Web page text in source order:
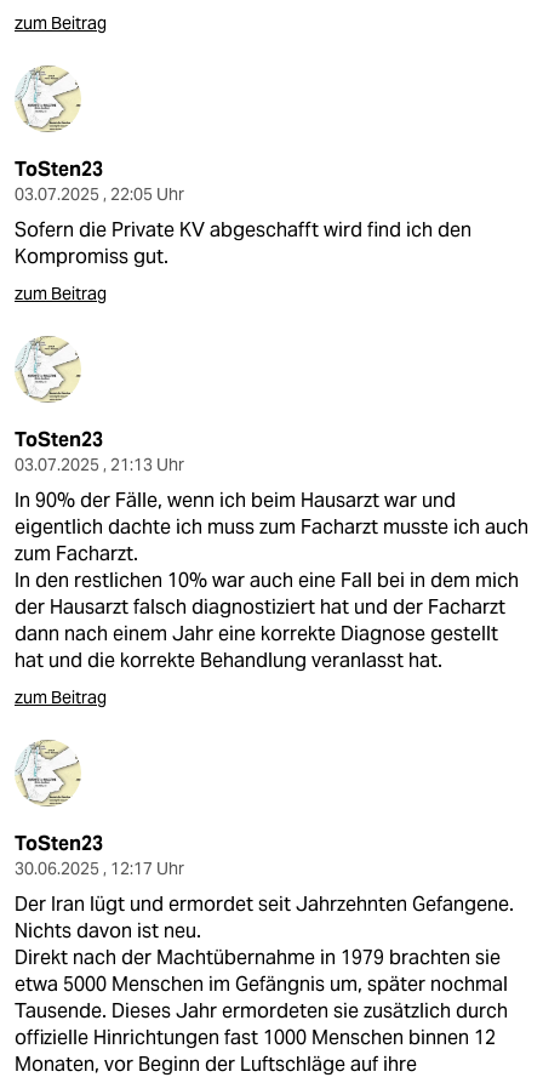
zum Beitrag
ToSten23
03.07.2025 , 22:05 Uhr
Sofern die Private KV abgeschafft wird find ich den
Kompromiss gut.
zum Beitrag
ToSten23
03.07.2025 , 21:13 Uhr
In 90% der Fälle, wenn ich beim Hausarzt war und
eigentlich dachte ich muss zum Facharzt musste ich auch
zum Facharzt.
In den restlichen 10% war auch eine Fall bei in dem mich
der Hausarzt falsch diagnostiziert hat und der Facharzt
dann nach einem Jahr eine korrekte Diagnose gestellt
hat und die korrekte Behandlung veranlasst hat.
zum Beitrag
ToSten23
30.06.2025 , 12:17 Uhr
Der Iran lügt und ermordet seit Jahrzehnten Gefangene.
Nichts davon ist neu.
Direkt nach der Machtübernahme in 1979 brachten sie
etwa 5000 Menschen im Gefängnis um, später nochmal
Tausende. Dieses Jahr ermordeten sie zusätzlich durch
offizielle Hinrichtungen fast 1000 Menschen binnen 12
Monaten, vor Beginn der Luftschläge auf ihre